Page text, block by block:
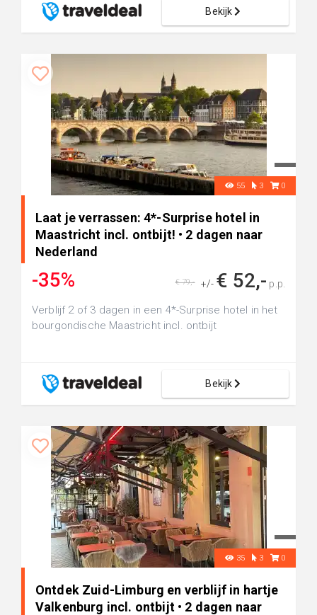
Bekijk
55 3 0
Laat je verrassen: 4*-Surprise hotel in
Maastricht incl. ontbijt! • 2 dagen naar
Nederland
-35% +/- € 52,- p.p.
€ 79,-
Verblijf 2 of 3 dagen in een 4*-Surprise hotel in het
bourgondische Maastricht incl. ontbijt
Bekijk
35 3 0
Ontdek Zuid-Limburg en verblijf in hartje
Valkenburg incl. ontbijt • 2 dagen naar